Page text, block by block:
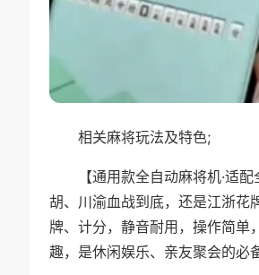
相关麻将玩法及特色;
【通用款全自动麻将机·适
胡、川渝血战到底，还是江浙花
牌、计分，静音耐用，操作简单
趣，是休闲娱乐、亲友聚会的必